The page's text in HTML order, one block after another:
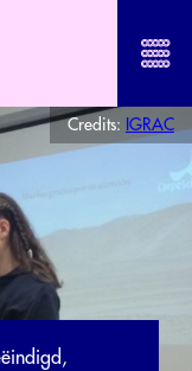
Credits: IGRAC